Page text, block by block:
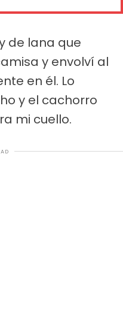
de lana que
y envolví al
en él. Lo
y el cachorro
mi cuello.